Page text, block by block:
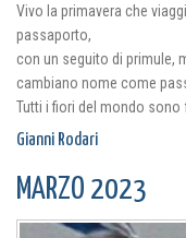
Vivo la primavera che
passaporto,
con un seguito di primule,
cambiano nome come
Tutti i fiori del mondo sono
Gianni Rodari
MARZO 2023